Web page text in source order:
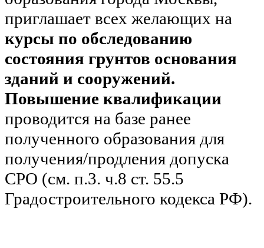
приглашает всех желающих на
курсы по обследованию
состояния грунтов основания
зданий и сооружений.
Повышение квалификации
проводится на базе ранее
полученного образования для
получения/продления допуска
СРО (см. п.3. ч.8 ст. 55.5
Градостроительного кодекса РФ).